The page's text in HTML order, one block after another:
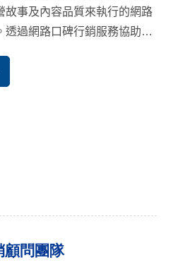
故事及內容品質來執行的網路
透過網路口碑行銷服務協助您
其對您的企業留下好的品牌印
為比價下的犧牲者，快速找回